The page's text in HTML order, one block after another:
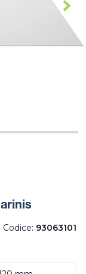
Codice: 93063101